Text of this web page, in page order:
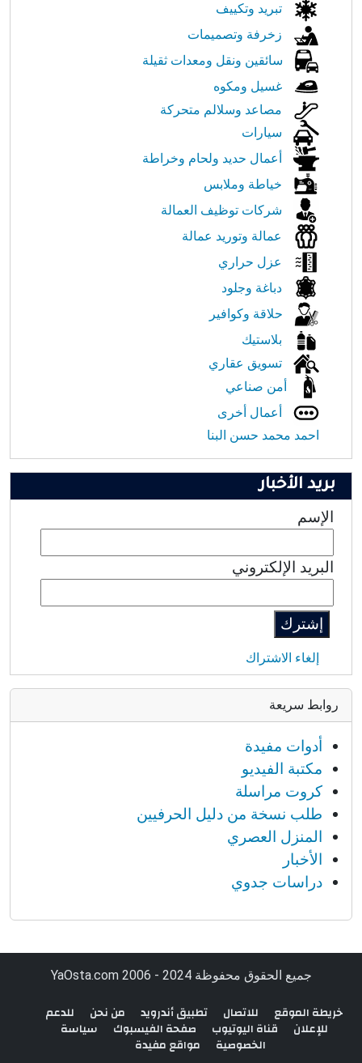
تبريد وتكييف
زخرفة وتصميمات
سائقين ونقل ومعدات ثقيلة
غسيل ومكوه
مصاعد وسلالم متحركة
سيارات
أعمال حديد ولحام وخراطة
خياطة وملابس
شركات توظيف العمالة
عمالة وتوريد عمالة
عزل حراري
دباغة وجلود
حلاقة وكوافير
بلاستيك
تسويق عقاري
أمن صناعي
أعمال أخرى
احمد محمد حسن البنا
بريد الأخبار
الإسم
البريد الإلكتروني
إلغاء الاشتراك
روابط سريعة
أدوات مفيدة
مكتبة الفيديو
كروت مراسلة
طلب نسخة من دليل الحرفيين
المنزل العصري
الأخبار
دراسات جدوي
جميع الحقوق محفوظة YaOsta.com 2006 - 2024
خريطة الموقع للاتصال تطبيق أندرويد من نحن
للدعم
للإعلان
قناة اليوتيوب صفحة الفيسبوك
سياسة
الخصوصية
مواقع مفيدة